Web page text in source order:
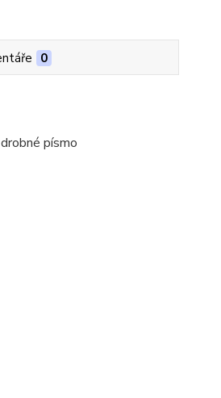
0
písmo